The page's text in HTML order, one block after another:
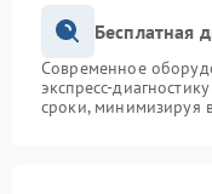
Бесплатная
Современное
экспресс-
сроки, минимизируя